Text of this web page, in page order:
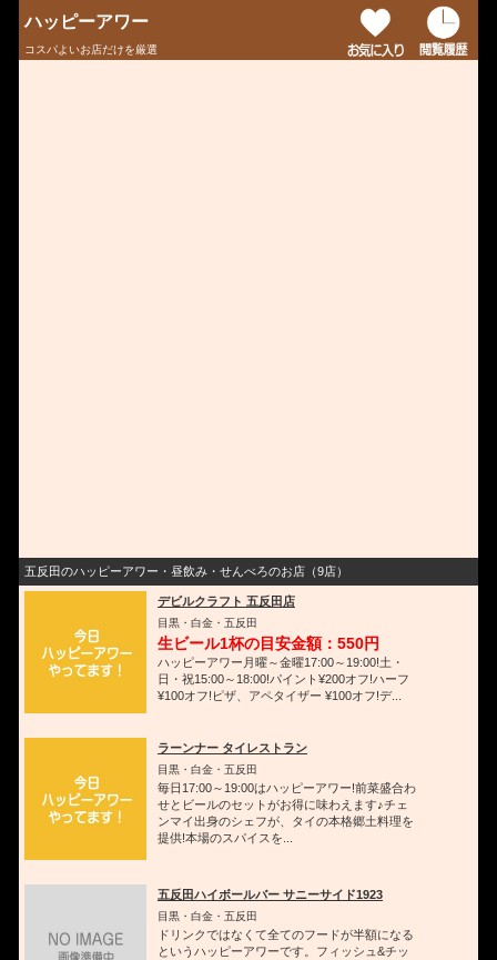
ハッピーアワー
コスパよいお店だけを厳選
五反田のハッピーアワー・昼飲み・せんべろのお店（9店）
デビルクラフト 五反田店
目黒・白金・五反田
生ビール1杯の目安金額：550円
ハッピーアワー月曜～金曜17:00～19:00!土・
日・祝15:00～18:00!パイント¥200オフ!ハーフ
¥100オフ!ピザ、アペタイザー ¥100オフ!デ...
ラーンナー タイレストラン
目黒・白金・五反田
毎日17:00～19:00はハッピーアワー!前菜盛合わ
せとビールのセットがお得に味わえます♪チェ
ンマイ出身のシェフが、タイの本格郷土料理を
提供!本場のスパイスを...
五反田ハイボールバー サニーサイド1923
目黒・白金・五反田
ドリンクではなくて全てのフードが半額になる
というハッピーアワーです。フィッシュ&チッ